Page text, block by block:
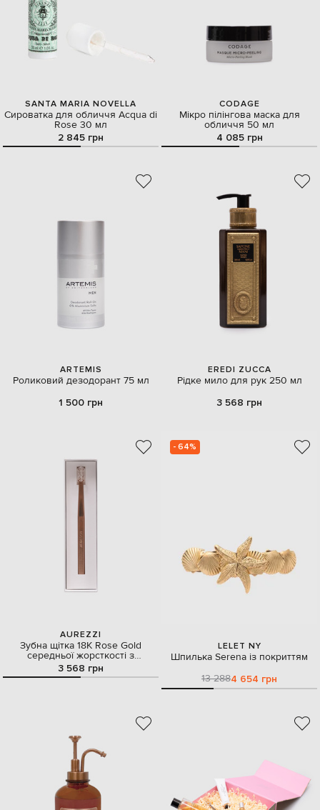
SANTA MARIA NOVELLA
Сироватка для обличчя Acqua di
Rose 30 мл
2 845 грн
CODAGE
Мікро пілінгова маска для
обличчя 50 мл
4 085 грн
ARTEMIS
Роликовий дезодорант 75 мл
1 500 грн
EREDI ZUCCA
Рідке мило для рук 250 мл
3 568 грн
AUREZZI
Зубна щітка 18К Rose Gold
середньої жорсткості з
покриттям
3 568 грн
- 64%
LELET NY
Шпилька Serena із покриттям
13 2884 654 грн